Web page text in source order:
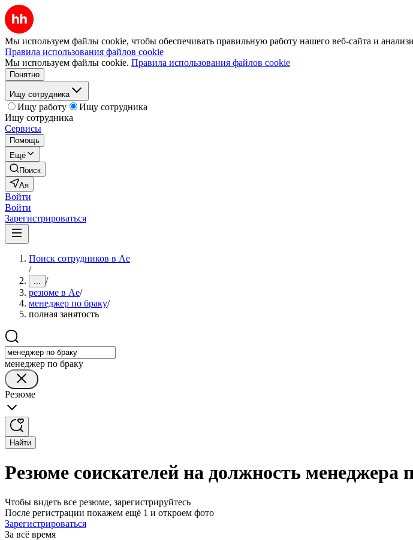
Мы используем файлы cookie, чтобы обеспечивать правильную работу нашего веб-сайта и
Правила использования файлов cookie
Мы используем файлы cookie. Правила использования файлов cookie
Понятно
Ищу сотрудника
Ищу работу
Ищу сотрудника
Ищу сотрудника
Сервисы
Помощь
Ещё
Поиск
Ая
Войти
Войти
Зарегистрироваться
Поиск сотрудников в Ае
/
... /
резюме в Ае/
менеджер по браку/
полная занятость
менеджер по браку
Резюме
Найти
Резюме соискателей на должность менеджера
Чтобы видеть все резюме, зарегистрируйтесь
После регистрации покажем ещё 1 и откроем фото
Зарегистрироваться
За всё время